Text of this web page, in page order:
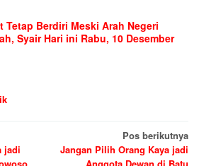
Tetap Berdiri Meski Arah Negeri
Syair Hari ini Rabu, 10 Desember
jadi
Pos berikutnya
Jangan Pilih Orang Kaya jadi